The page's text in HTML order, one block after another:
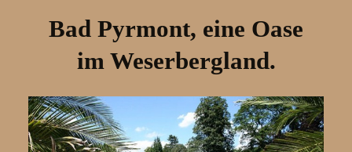
Bad Pyrmont, eine Oase
im Weserbergland.